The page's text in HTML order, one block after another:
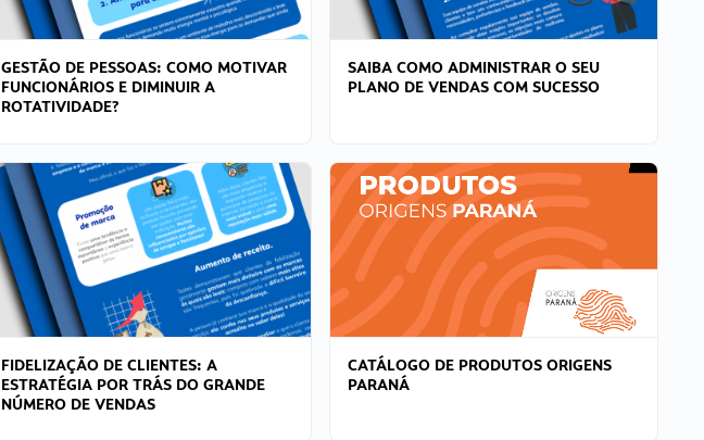
GESTÃO DE PESSOAS: COMO MOTIVAR
FUNCIONÁRIOS E DIMINUIR A
ROTATIVIDADE?
SAIBA COMO ADMINISTRAR O SEU
PLANO DE VENDAS COM SUCESSO
FIDELIZAÇÃO DE CLIENTES: A
ESTRATÉGIA POR TRÁS DO GRANDE
NÚMERO DE VENDAS
CATÁLOGO DE PRODUTOS ORIGENS
PARANÁ